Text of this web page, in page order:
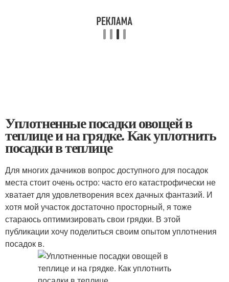
Уплотненные посадки овощей в
теплице и на грядке. Как уплотнить
посадки в теплице
Для многих дачников вопрос доступного для посадок
места стоит очень остро: часто его катастрофически не
хватает для удовлетворения всех дачных фантазий. И
хотя мой участок достаточно просторный, я тоже
стараюсь оптимизировать свои грядки. В этой
публикации хочу поделиться своим опытом уплотнения
посадок в.